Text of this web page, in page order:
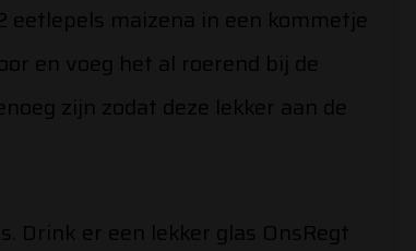
eetlepels maizena in een kommetje
en voeg het al roerend bij de
zijn zodat deze lekker aan de
Drink er een lekker glas OnsRegt